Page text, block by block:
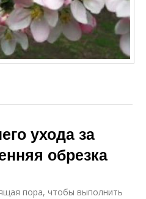
ухода за
обрезка
пора, чтобы выполнить